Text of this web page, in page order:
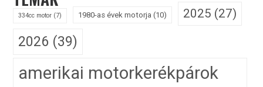
334cc motor (7) 1980-as évek motorja (10) 2025 (27)
2026 (39)
amerikai motorkerékpárok